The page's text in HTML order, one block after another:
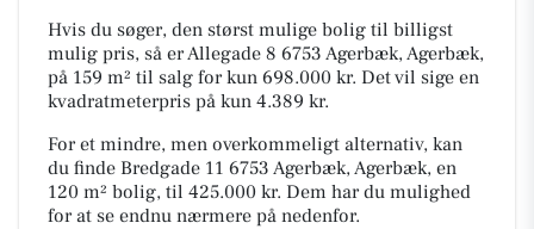
Hvis du søger, den størst mulige bolig til billigst
mulig pris, så er Allegade 8 6753 Agerbæk, Agerbæk,
på 159 m² til salg for kun 698.000 kr. Det vil sige en
kvadratmeterpris på kun 4.389 kr.
For et mindre, men overkommeligt alternativ, kan
du finde Bredgade 11 6753 Agerbæk, Agerbæk, en
120 m² bolig, til 425.000 kr. Dem har du mulighed
for at se endnu nærmere på nedenfor.